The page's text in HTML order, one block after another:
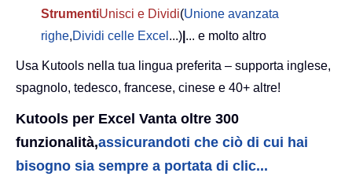
StrumentiUnisci e Dividi(Unione avanzata
righe,Dividi celle Excel ...) ... e molto altro
Usa Kutools nella tua lingua preferita – supporta inglese,
spagnolo, tedesco, francese, cinese e 40+ altre!
Kutools per Excel Vanta oltre 300
funzionalità,assicurandoti che ciò di cui hai
bisogno sia sempre a portata di clic...